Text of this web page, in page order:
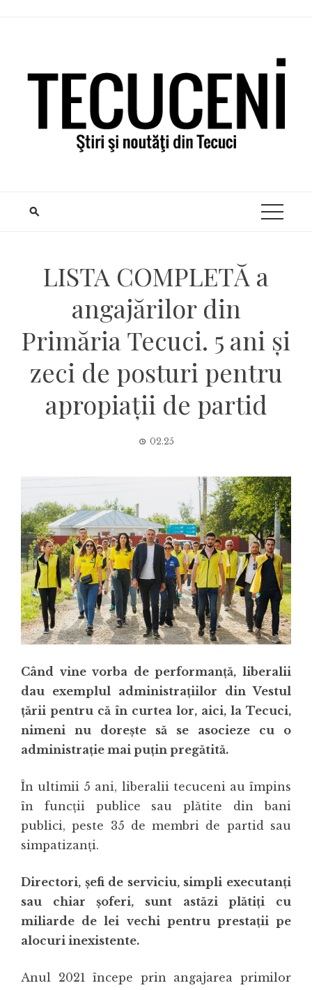
LISTA COMPLETĂ a
angajărilor din
Primăria Tecuci. 5 ani și
zeci de posturi pentru
apropiații de partid
02.25
Când vine vorba de performanță, liberalii
dau exemplul administrațiilor din Vestul
țării pentru că în curtea lor, aici, la Tecuci,
nimeni nu dorește să se asocieze cu o
administrație mai puțin pregătită.
În ultimii 5 ani, liberalii tecuceni au împins
în funcții publice sau plătite din bani
publici, peste 35 de membri de partid sau
simpatizanți.
Directori, șefi de serviciu, simpli executanți
sau chiar șoferi, sunt astăzi plătiți cu
miliarde de lei vechi pentru prestații pe
alocuri inexistente.
Anul 2021 începe prin angajarea primilor